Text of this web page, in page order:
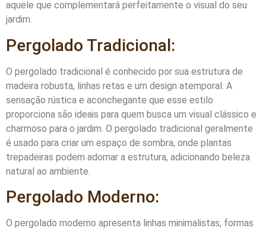
aquele que complementará perfeitamente o visual do seu
jardim.
Pergolado Tradicional:
O pergolado tradicional é conhecido por sua estrutura de
madeira robusta, linhas retas e um design atemporal. A
sensação rústica e aconchegante que esse estilo
proporciona são ideais para quem busca um visual clássico e
charmoso para o jardim. O pergolado tradicional geralmente
é usado para criar um espaço de sombra, onde plantas
trepadeiras podem adornar a estrutura, adicionando beleza
natural ao ambiente.
Pergolado Moderno:
O pergolado moderno apresenta linhas minimalistas, formas